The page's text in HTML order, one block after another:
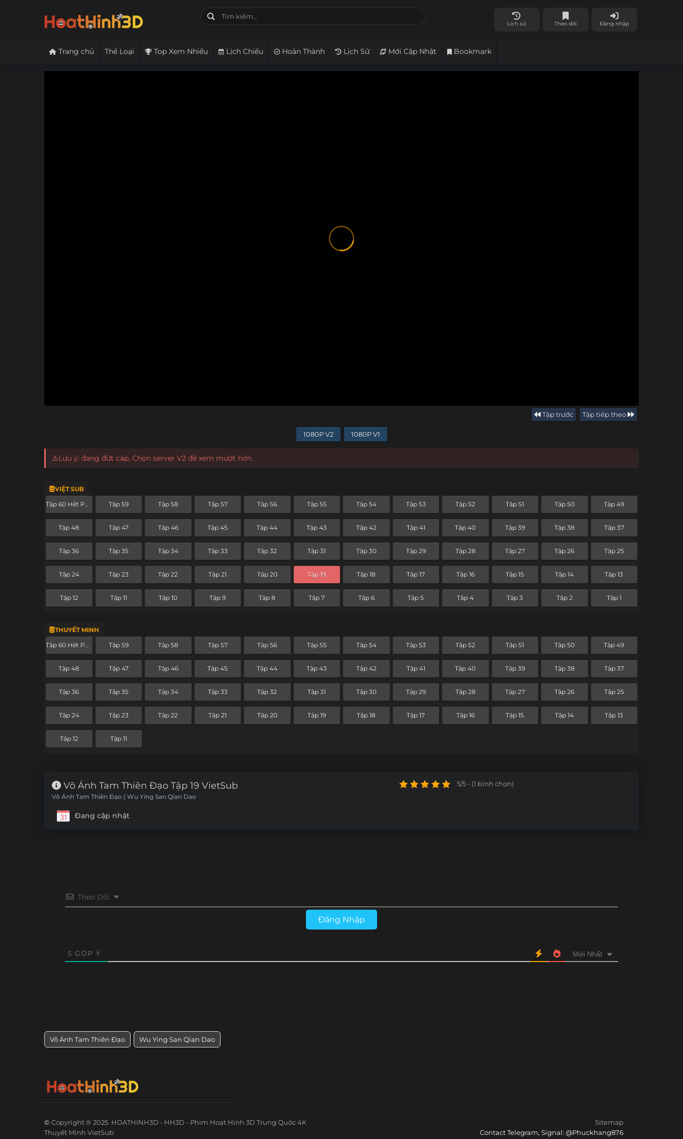
Lịch sử Theo dõi Đăng nhập
Trang chủ Thể Loại Top Xem Nhiều Lịch Chiếu Hoàn Thành Lịch Sử Mới Cập Nhật Bookmark
Tập trước Tập tiếp theo
1080P V2 1080P V1
⚠️Lưu ý: đang đứt cáp, Chọn server V2 để xem mượt hơn
VIỆT SUB
Tập 60 Hết Phần Tập 59 Tập 58 Tập 57 Tập 56 Tập 55 Tập 54 Tập 53 Tập 52 Tập 51 Tập 50 Tập 49
Tập 48 Tập 47 Tập 46 Tập 45 Tập 44 Tập 43 Tập 42 Tập 41 Tập 40 Tập 39 Tập 38 Tập 37
Tập 36 Tập 35 Tập 34 Tập 33 Tập 32 Tập 31 Tập 30 Tập 29 Tập 28 Tập 27 Tập 26 Tập 25
Tập 24 Tập 23 Tập 22 Tập 21 Tập 20 Tập 19 Tập 18 Tập 17 Tập 16 Tập 15 Tập 14 Tập 13
Tập 12 Tập 11 Tập 10 Tập 9 Tập 8 Tập 7 Tập 6 Tập 5 Tập 4 Tập 3 Tập 2 Tập 1
THUYẾT MINH
Tập 60 Hết Phần Tập 59 Tập 58 Tập 57 Tập 56 Tập 55 Tập 54 Tập 53 Tập 52 Tập 51 Tập 50 Tập 49
Tập 48 Tập 47 Tập 46 Tập 45 Tập 44 Tập 43 Tập 42 Tập 41 Tập 40 Tập 39 Tập 38 Tập 37
Tập 36 Tập 35 Tập 34 Tập 33 Tập 32 Tập 31 Tập 30 Tập 29 Tập 28 Tập 27 Tập 26 Tập 25
Tập 24 Tập 23 Tập 22 Tập 21 Tập 20 Tập 19 Tập 18 Tập 17 Tập 16 Tập 15 Tập 14 Tập 13
Tập 12 Tập 11
Võ Ánh Tam Thiên Đạo Tập 19 VietSub
Võ Ánh Tam Thiên Đạo | Wu Ying San Qian Dao
Đang cập nhật
5/5 - (1 bình chọn)
Theo Dõi
Đăng Nhập
5 GÓP Ý Mới Nhất
Võ Ánh Tam Thiên Đạo Wu Ying San Qian Dao
© Copyright ® 2025 HOATHINH3D - HH3D - Phim Hoạt Hình 3D Trung Quốc 4K
Thuyết Minh VietSub
Sitemap
Contact Telegram, Signal: @Phuckhang876